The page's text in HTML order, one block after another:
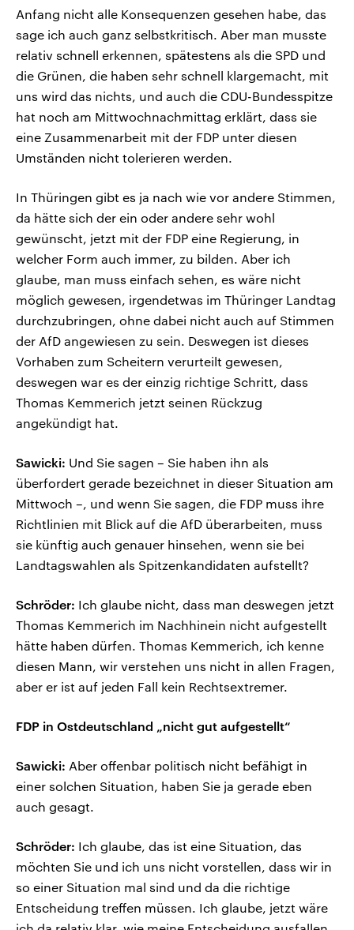
Anfang nicht alle Konsequenzen gesehen habe, das
sage ich auch ganz selbstkritisch. Aber man musste
relativ schnell erkennen, spätestens als die SPD und
die Grünen, die haben sehr schnell klargemacht, mit
uns wird das nichts, und auch die CDU-Bundesspitze
hat noch am Mittwochnachmittag erklärt, dass sie
eine Zusammenarbeit mit der FDP unter diesen
Umständen nicht tolerieren werden.
In Thüringen gibt es ja nach wie vor andere Stimmen,
da hätte sich der ein oder andere sehr wohl
gewünscht, jetzt mit der FDP eine Regierung, in
welcher Form auch immer, zu bilden. Aber ich
glaube, man muss einfach sehen, es wäre nicht
möglich gewesen, irgendetwas im Thüringer Landtag
durchzubringen, ohne dabei nicht auch auf Stimmen
der AfD angewiesen zu sein. Deswegen ist dieses
Vorhaben zum Scheitern verurteilt gewesen,
deswegen war es der einzig richtige Schritt, dass
Thomas Kemmerich jetzt seinen Rückzug
angekündigt hat.
Sawicki: Und Sie sagen – Sie haben ihn als
überfordert gerade bezeichnet in dieser Situation am
Mittwoch –, und wenn Sie sagen, die FDP muss ihre
Richtlinien mit Blick auf die AfD überarbeiten, muss
sie künftig auch genauer hinsehen, wenn sie bei
Landtagswahlen als Spitzenkandidaten aufstellt?
Schröder: Ich glaube nicht, dass man deswegen jetzt
Thomas Kemmerich im Nachhinein nicht aufgestellt
hätte haben dürfen. Thomas Kemmerich, ich kenne
diesen Mann, wir verstehen uns nicht in allen Fragen,
aber er ist auf jeden Fall kein Rechtsextremer.
FDP in Ostdeutschland „nicht gut aufgestellt“
Sawicki: Aber offenbar politisch nicht befähigt in
einer solchen Situation, haben Sie ja gerade eben
auch gesagt.
Schröder: Ich glaube, das ist eine Situation, das
möchten Sie und ich uns nicht vorstellen, dass wir in
so einer Situation mal sind und da die richtige
Entscheidung treffen müssen. Ich glaube, jetzt wäre